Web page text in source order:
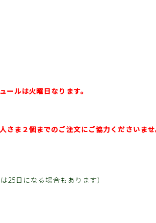
ルは火曜日なります。
ま２個までのご注文にご協力くださいませ
25日になる場合もあります）